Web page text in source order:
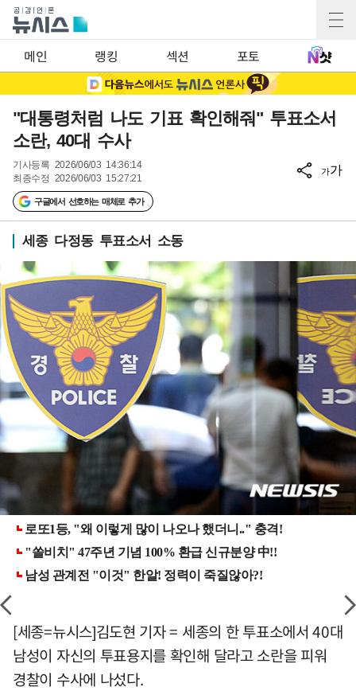
메인 랭킹 섹션 포토
"대통령처럼 나도 기표 확인해줘" 투표소서
소란, 40대 수사
기사등록 2026/06/03 14:36:14
최종수정 2026/06/03 15:27:21
구글에서 선호하는 매체로 추가
가가
세종 다정동 투표소서 소동
[세종=뉴시스]김도현 기자 = 세종의 한 투표소에서 40대
남성이 자신의 투표용지를 확인해 달라고 소란을 피워
경찰이 수사에 나섰다.